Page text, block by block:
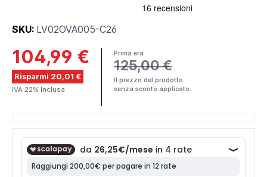
SKU: LV02OVA005-C26
104,99 €
Risparmi 20,01 €
Prima era
125,00 €
Il prezzo del prodotto
senza sconto applicato.
IVA 22% Inclusa